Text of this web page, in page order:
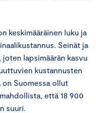
keskimääräinen luku ja
Seinät ja
lapsimäärän kasvu
kustannusten
on Suomessa ollut
että 18 900
suuri.